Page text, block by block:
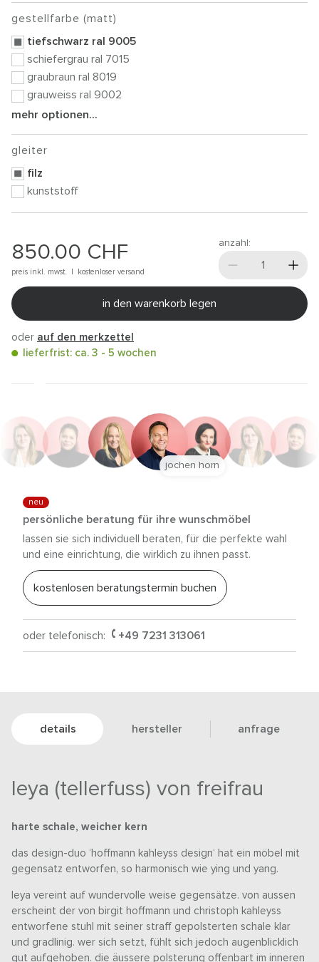
gestellfarbe (matt)
tiefschwarz ral 9005
schiefergrau ral 7015
graubraun ral 8019
grauweiss ral 9002
mehr optionen...
gleiter
filz
kunststoff
850.00 CHF
preis inkl. mwst. | kostenloser versand
anzahl:
in den warenkorb legen
oder auf den merkzettel
lieferfrist: ca. 3 - 5 wochen
neu
persönliche beratung für ihre wunschmöbel
lassen sie sich individuell beraten, für die perfekte wahl
und eine einrichtung, die wirklich zu ihnen passt.
kostenlosen beratungstermin buchen
oder telefonisch: +49 7231 313061
jochen horn
details hersteller anfrage
leya (tellerfuss) von freifrau
harte schale, weicher kern
das design-duo ‘hoffmann kahleyss design‘ hat ein möbel mit
gegensatz entworfen, so harmonisch wie ying und yang.
leya vereint auf wundervolle weise gegensätze. von aussen
erscheint der von birgit hoffmann und christoph kahleyss
entworfene stuhl mit seiner straff gepolsterten schale klar
und gradlinig. wer sich setzt, fühlt sich jedoch augenblicklich
gut aufgehoben. die äussere polsterung offenbart im inneren